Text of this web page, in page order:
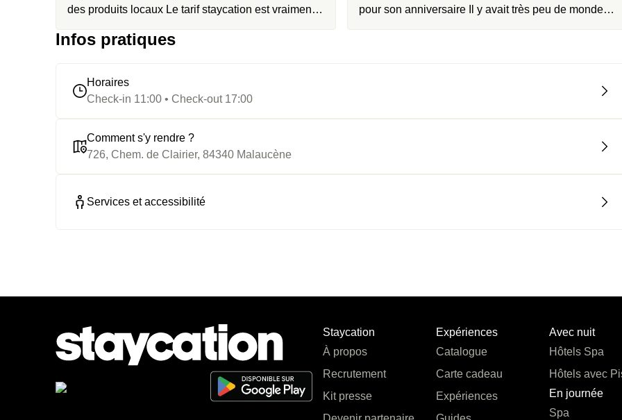
des produits locaux Le tarif staycation est vraiment
de qualité
pour son anniversaire Il y avait très peu de monde,
Infos pratiques
Horaires
Check-in 11:00 • Check-out 17:00
Comment s'y rendre ?
726, Chem. de Clairier, 84340 Malaucène
Services et accessibilité
Staycation
À propos
Recrutement
Kit presse
Expériences
Catalogue
Carte cadeau
Expériences
Avec nuit
Hôtels Spa
Hôtels avec
En journée
Spa